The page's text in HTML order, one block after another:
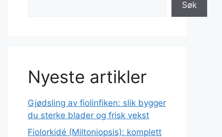
Søk
Nyeste artikler
Gjødsling av fiolinfiken: slik bygger
du sterke blader og frisk vekst
Fiolorkidé (Miltoniopsis): komplett